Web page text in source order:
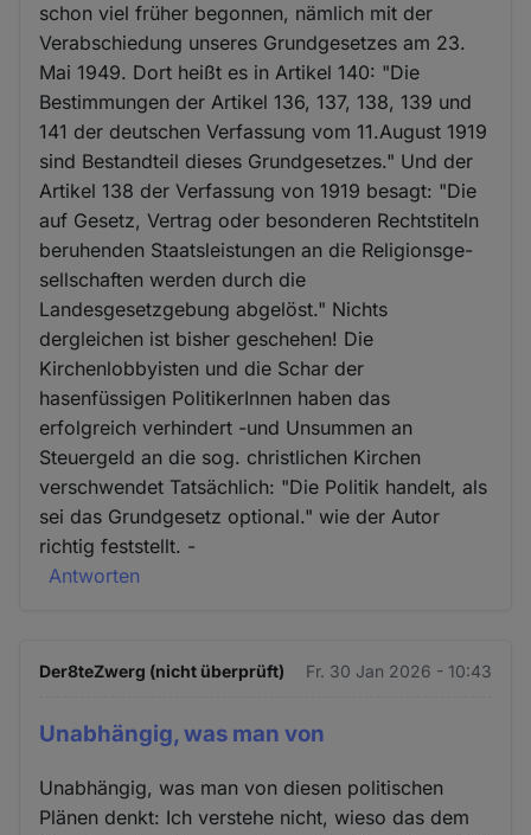
schon viel früher begonnen, nämlich mit der
Verabschiedung unseres Grundgesetzes am 23.
Mai 1949. Dort heißt es in Artikel 140: "Die
Bestimmungen der Artikel 136, 137, 138, 139 und
141 der deutschen Verfassung vom 11.August 1919
sind Bestandteil dieses Grundgesetzes." Und der
Artikel 138 der Verfassung von 1919 besagt: "Die
auf Gesetz, Vertrag oder besonderen Rechtstiteln
beruhenden Staatsleistungen an die Religionsge-
sellschaften werden durch die
Landesgesetzgebung abgelöst." Nichts
dergleichen ist bisher geschehen! Die
Kirchenlobbyisten und die Schar der
hasenfüssigen PolitikerInnen haben das
erfolgreich verhindert -und Unsummen an
Steuergeld an die sog. christlichen Kirchen
verschwendet Tatsächlich: "Die Politik handelt, als
sei das Grundgesetz optional." wie der Autor
richtig feststellt. -
Antworten
Der8teZwerg (nicht überprüft) Fr. 30 Jan 2026 - 10:43
Unabhängig, was man von
Unabhängig, was man von diesen politischen
Plänen denkt: Ich verstehe nicht, wieso das dem